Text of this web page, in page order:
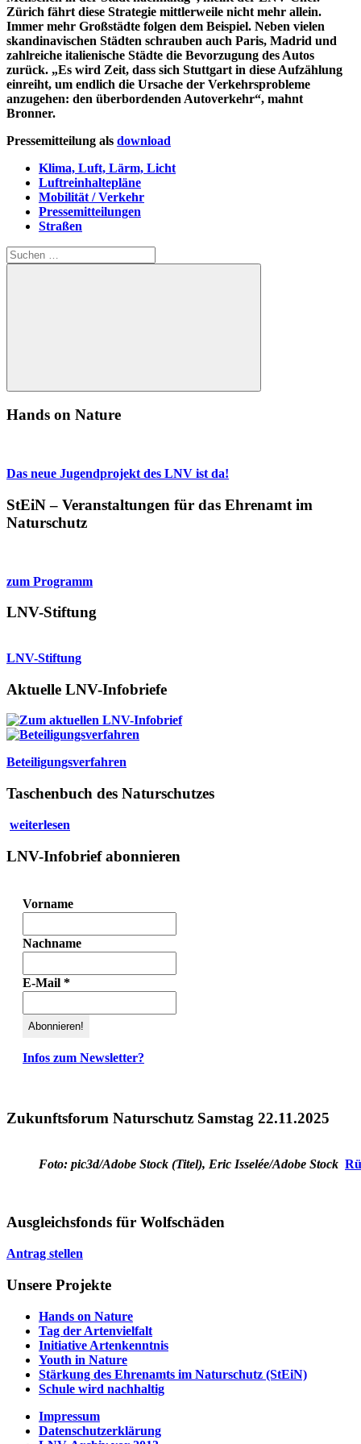
Zürich fährt diese Strategie mittlerweile nicht mehr allein.
Immer mehr Großstädte folgen dem Beispiel. Neben vielen
skandinavischen Städten schrauben auch Paris, Madrid und
zahlreiche italienische Städte die Bevorzugung des Autos
zurück. „Es wird Zeit, dass sich Stuttgart in diese Aufzählung
einreiht, um endlich die Ursache der Verkehrsprobleme
anzugehen: den überbordenden Autoverkehr“, mahnt
Bronner.
Pressemitteilung als download
Klima, Luft, Lärm, Licht
Luftreinhaltepläne
Mobilität / Verkehr
Pressemitteilungen
Straßen
Suchen
nach:
Suchen
Hands on Nature
Das neue Jugendprojekt des LNV ist da!
StEiN – Veranstaltungen für das Ehrenamt im
Naturschutz
zum Programm
LNV-Stiftung
LNV-Stiftung
Aktuelle LNV-Infobriefe
Beteiligungsverfahren
Taschenbuch des Naturschutzes
weiterlesen
LNV-Infobrief abonnieren
Vorname
Nachname
E-Mail *
Infos zum Newsletter?
Zukunftsforum Naturschutz Samstag 22.11.2025
Foto: pic3d/Adobe Stock (Titel), Eric Isselée/Adobe Stock
Ausgleichsfonds für Wolfschäden
Antrag stellen
Unsere Projekte
Hands on Nature
Tag der Artenvielfalt
Initiative Artenkenntnis
Youth in Nature
Stärkung des Ehrenamts im Naturschutz (StEiN)
Schule wird nachhaltig
Impressum
Datenschutzerklärung